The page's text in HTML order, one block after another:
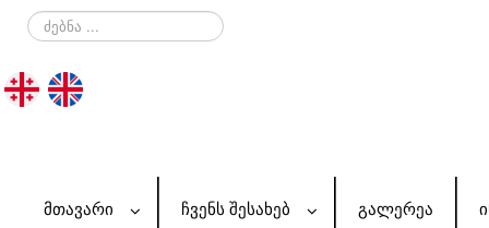
ძებნა
...
ᲛᲗᲐᲕᲐᲠᲘ ᲩᲕᲔᲜᲡ ᲨᲔᲡᲐᲮᲔᲑ ᲒᲐᲚᲔᲠᲔᲐ